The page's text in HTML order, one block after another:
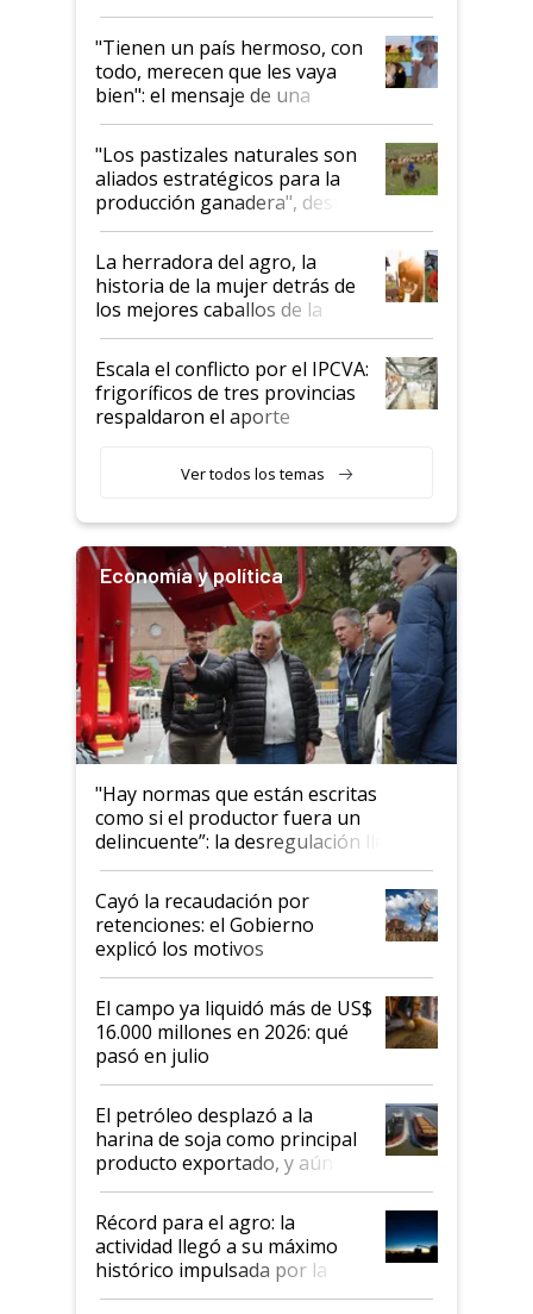
"Tienen un país hermoso, con
todo, merecen que les vaya
bien": el mensaje de una
ganadera uruguaya sobre las
oportunidades que se abren
para el agro en Argentina, con
foco en la carne
"Los pastizales naturales son
aliados estratégicos para la
producción ganadera", destaca
la iniciativa que ya reúne a 46
establecimientos en Argentina
La herradora del agro, la
historia de la mujer detrás de
los mejores caballos de la
Argentina y los mitos que
todavía hacen sufrir a estos
animales: "Mientras me
descalificaban, yo seguí
haciendo currículum"
Escala el conflicto por el IPCVA:
frigoríficos de tres provincias
respaldaron el aporte
Ver todos los temas
Economía y política
"Hay normas que están escritas
como si el productor fuera un
delincuente”: la desregulación llegó
al Congreso Aapresid y hasta se
habló del financiamiento al IPCVA
Cayó la recaudación por
retenciones: el Gobierno
explicó los motivos
El campo ya liquidó más de US$
16.000 millones en 2026: qué
pasó en julio
El petróleo desplazó a la
harina de soja como principal
producto exportado, y aún así
el agro aportó casi seis de cada
diez dólares y sostuvo el
liderazgo en un semestre
récord
Récord para el agro: la
actividad llegó a su máximo
histórico impulsada por la
cosecha y las exportaciones